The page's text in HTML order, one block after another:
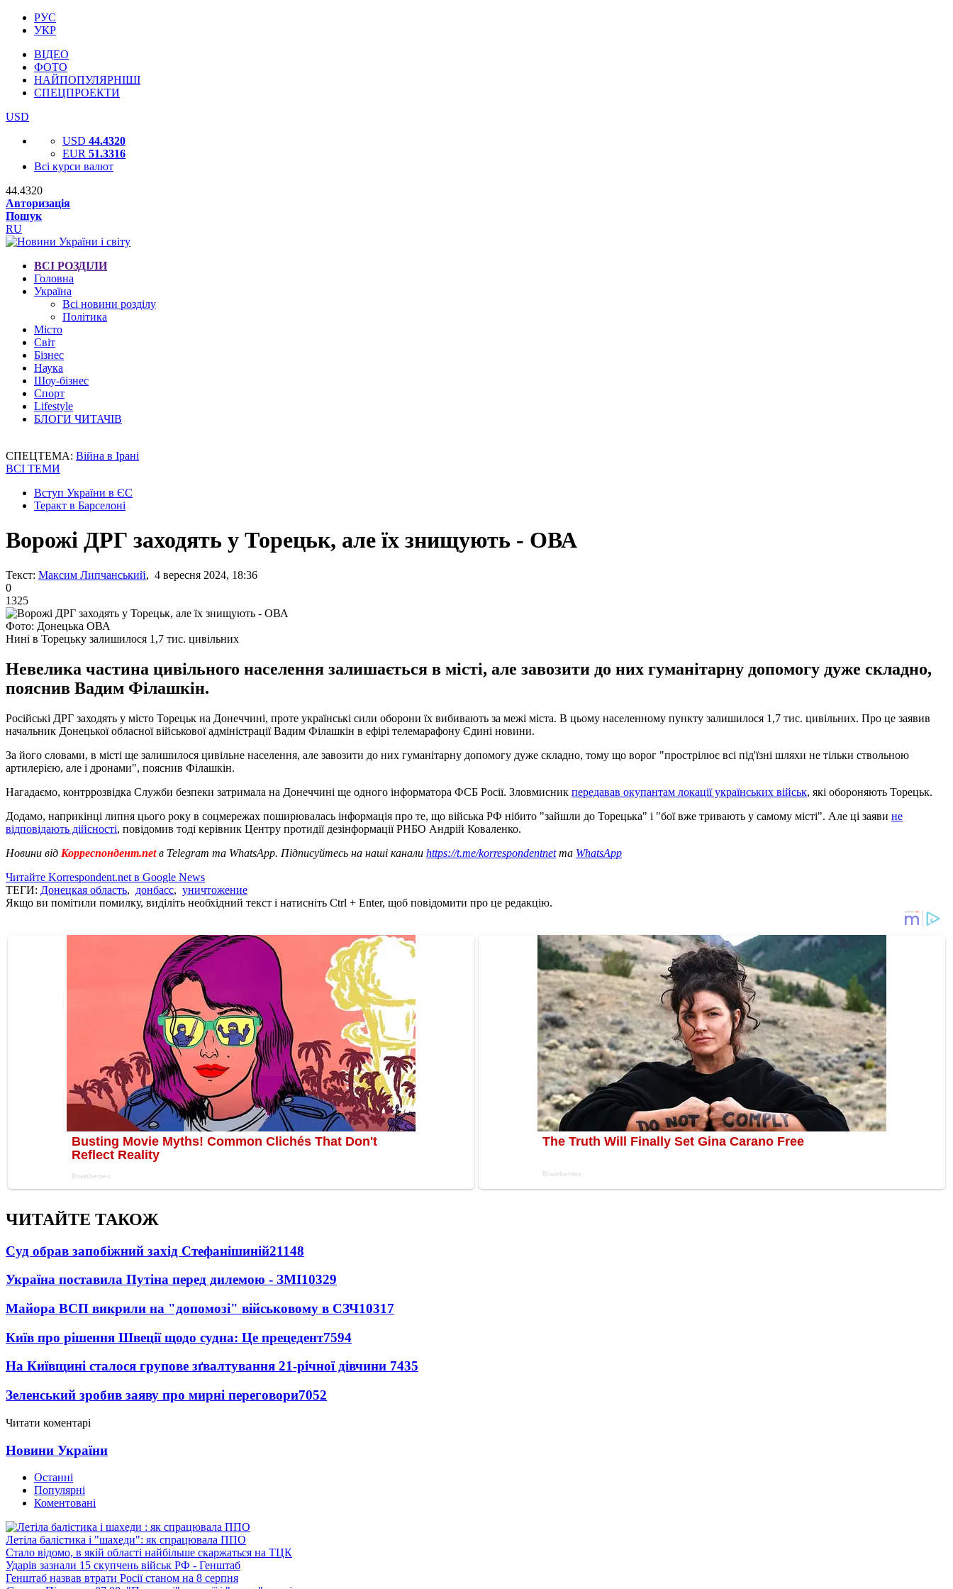
РУС
УКР
ВІДЕО
ФОТО
НАЙПОПУЛЯРНІШІ
СПЕЦПРОЕКТИ
USD
USD 44.4320
EUR 51.3316
Всі курси валют
44.4320
Авторизація
Пошук
RU
ВСІ РОЗДІЛИ
Головна
Україна
Всі новини розділу
Політика
Місто
Світ
Бізнес
Наука
Шоу-бізнес
Спорт
Lifestyle
БЛОГИ ЧИТАЧІВ
СПЕЦТЕМА: Війна в Ірані
ВСІ ТЕМИ
Вступ України в ЄС
Теракт в Барселоні
Ворожі ДРГ заходять у Торецьк, але їх знищують - ОВА
Текст: Максим Липчанський, 4 вересня 2024, 18:36
0
1325
Фото: Донецька ОВА
Нині в Торецьку залишилося 1,7 тис. цивільних
Невелика частина цивільного населення залишається в місті, але завозити до них гуманітарну допомогу дуже складно,
пояснив Вадим Філашкін.
Російські ДРГ заходять у місто Торецьк на Донеччині, проте українські сили оборони їх вибивають за межі міста. В цьому населенному пункту залишилося 1,7 тис. цивільних. Про це заявив
начальник Донецької обласної військової адміністрації Вадим Філашкін в ефірі телемарафону Єдині новини.
За його словами, в місті ще залишилося цивільне населення, але завозити до них гуманітарну допомогу дуже складно, тому що ворог "прострілює всі під'їзні шляхи не тільки ствольною
артилерією, але і дронами", пояснив Філашкін.
Нагадаємо, контррозвідка Служби безпеки затримала на Донеччині ще одного інформатора ФСБ Росії. Зловмисник передавав окупантам локації українських військ, які обороняють Торецьк.
Додамо, наприкінці липня цього року в соцмережах поширювалась інформація про те, що війська РФ нібито "зайшли до Торецька" і "бої вже тривають у самому місті". Але ці заяви не
відповідають дійсності, повідомив тоді керівник Центру протидії дезінформації РНБО Андрій Коваленко.
Новини від Корреспондент.netв Telegram та WhatsApp. Підписуйтесь на наші канали https://t.me/korrespondentnetта WhatsApp
Читайте Korrespondent.net в Google News
ТЕГИ: Донецкая область, донбасс, уничтожение
Якщо ви помітили помилку, виділіть необхідний текст і натисніть Ctrl + Enter, щоб повідомити про це редакцію.
ЧИТАЙТЕ ТАКОЖ
Суд обрав запобіжний захід Стефанішиній21148
Україна поставила Путіна перед дилемою - ЗМІ10329
Майора ВСП викрили на "допомозі" військовому в СЗЧ10317
Київ про рішення Швеції щодо судна: Це прецедент7594
На Київщині сталося групове зґвалтування 21-річної дівчини 7435
Зеленський зробив заяву про мирні переговори7052
Читати коментарі
Новини України
Останні
Популярні
Коментовані
Летіла балістика і "шахеди": як спрацювала ППО
Стало відомо, в якій області найбільше скаржаться на ТЦК
Ударів зазнали 15 скупчень військ РФ - Генштаб
Генштаб назвав втрати Росії станом на 8 серпня